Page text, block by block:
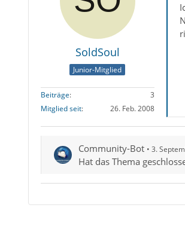
SoldSoul
Junior-Mitglied
Beiträge
3
Mitglied seit
26. Feb. 2008
Community-Bot 3.
Hat das Thema